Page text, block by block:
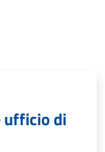
ufficio di